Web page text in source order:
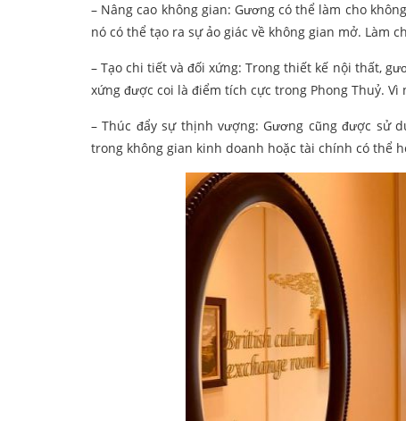
– Nâng cao không gian: Gương có thể làm cho
nó có thể tạo ra sự ảo giác về không gian mở. Làm
– Tạo chi tiết và đối xứng: Trong thiết kế nội thất,
xứng được coi là điểm tích cực trong Phong Thuỷ.
– Thúc đẩy sự thịnh vượng: Gương cũng được
trong không gian kinh doanh hoặc tài chính có thể